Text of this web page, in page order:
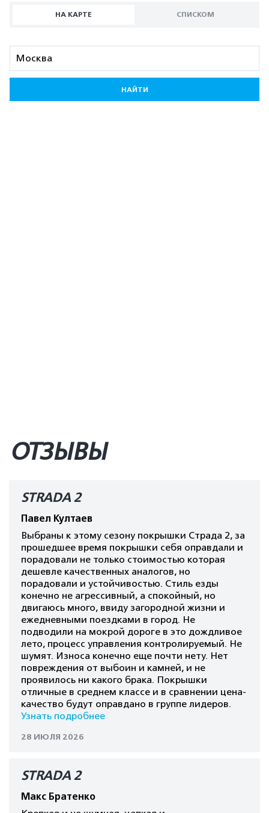
НА КАРТЕ СПИСКОМ
НАЙТИ
ОТЗЫВЫ
STRADA 2
Павел Култаев
Выбраны к этому сезону покрышки Страда 2, за
прошедшее время покрышки себя оправдали и
порадовали не только стоимостью которая
дешевле качественных аналогов, но
порадовали и устойчивостью. Стиль езды
конечно не агрессивный, а спокойный, но
двигаюсь много, ввиду загородной жизни и
ежедневными поездками в город. Не
подводили на мокрой дороге в это дождливое
лето, процесс управления контролируемый. Не
шумят. Износа конечно еще почти нету. Нет
повреждения от выбоин и камней, и не
проявилось ни какого брака. Покрышки
отличные в среднем классе и в сравнении цена-
качество будут оправдано в группе лидеров.
Узнать подробнее
28 ИЮЛЯ 2026
STRADA 2
Макс Братенко